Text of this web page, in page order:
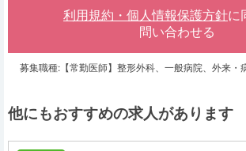
利用規約・個人情報保護方針に
問い合わせる
募集職種:【常勤医師】整形外科、一般病院、外来・
他にもおすすめの求人があります